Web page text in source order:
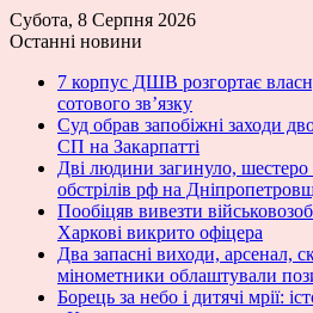
Субота, 8 Серпня 2026
Останні новини
7 корпус ДШВ розгортає
сотового зв’язку
Суд обрав запобіжні заходи
СП на Закарпатті
Дві людини загинуло, шестеро
обстрілів рф на
Пообіцяв вивезти
Харкові викрито офіцера
Два запасні виходи, арсенал,
мінометники облаштували
Борець за небо і дитячі мрії: